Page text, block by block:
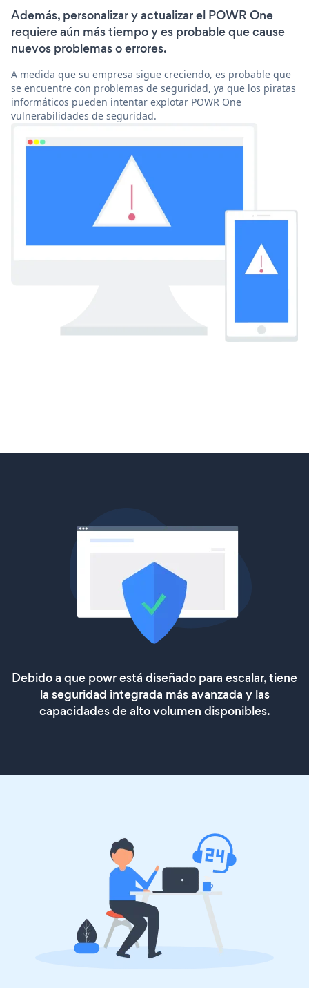
Además, personalizar y actualizar el POWR One
requiere aún más tiempo y es probable que cause
nuevos problemas o errores.
A medida que su empresa sigue creciendo, es probable que
se encuentre con problemas de seguridad, ya que los piratas
informáticos pueden intentar explotar POWR One
vulnerabilidades de seguridad.
Debido a que powr está diseñado para escalar, tiene
la seguridad integrada más avanzada y las
capacidades de alto volumen disponibles.